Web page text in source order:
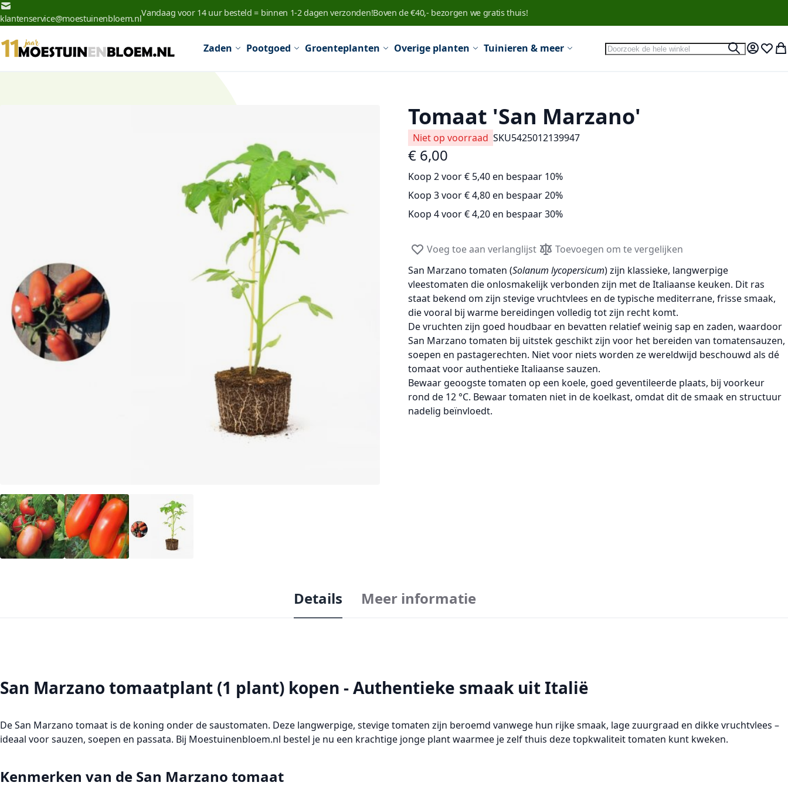
Ga naar de inhoud
klantenservice@moestuinenbloem.nl
Vandaag voor 14 uur besteld = binnen 1-2 dagen verzonden!Boven de €40,- bezorgen we gratis thuis!
Zaden Pootgoed Groenteplanten Overige planten Tuinieren & meer Search
Search
Account
Tomaat 'San Marzano'
Niet op voorraad SKU5425012139947
€ 6,00
Koop 2 voor€ 5,40en bespaar 10%
Koop 3 voor€ 4,80en bespaar20%
Koop 4 voor€ 4,20en bespaar30%
Voeg toe aan verlanglijst
Toevoegen om te vergelijken
San Marzano tomaten (Solanum lycopersicum) zijn klassieke, langwerpige
vleestomaten die onlosmakelijk verbonden zijn met de Italiaanse keuken. Dit ras
staat bekend om zijn stevige vruchtvlees en de typische mediterrane, frisse smaak,
die vooral bij warme bereidingen volledig tot zijn recht komt.
De vruchten zijn goed houdbaaren bevatten relatief weinig sap en zaden, waardoor
San Marzano tomaten bij uitstek geschikt zijn voor het bereiden van tomatensauzen,
soepen en pastagerechten. Niet voor niets worden ze wereldwijd beschouwd als dé
tomaat voor authentieke Italiaanse sauzen.
Bewaar geoogste tomaten op een koele, goed geventileerde plaats, bij voorkeur
rond de 12 °C. Bewaar tomaten niet in de koelkast, omdat dit de smaak en structuur
nadelig beïnvloedt.
Details
San Marzano tomaatplant (1 plant) kopen - Authentieke smaak uit Italië
DeSan Marzano tomaat is de koning onder de saustomaten. Deze langwerpige, stevige tomaten zijn beroemd vanwege hun rijke smaak, lage zuurgraad en dikke vruchtvlees –
ideaal voor sauzen, soepen en passata. Bij Moestuinenbloem.nl bestel je nu een krachtige jonge plant waarmee je zelf thuis deze topkwaliteit tomaten kunt kweken.
Kenmerken van de San Marzano tomaat
Meer informatie